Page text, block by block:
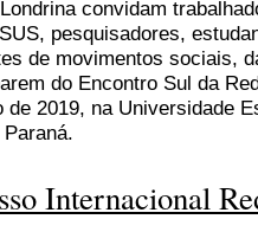
convidam
pesquisadores,
de movimentos sociais,
do Encontro Sul da
de 2019, na Universidade
Internacional